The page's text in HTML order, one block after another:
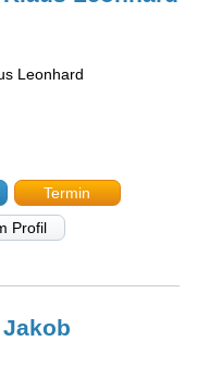
Leonhard
Termin
Profil